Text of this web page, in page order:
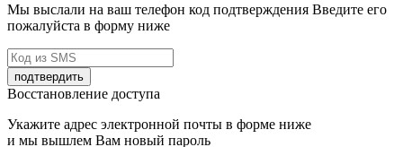
Мы выслали на ваш телефон код подтверждения Введите его
пожалуйста в форму ниже
подтвердить
Восстановление доступа
Укажите адрес электронной почты в форме ниже
и мы вышлем Вам новый пароль